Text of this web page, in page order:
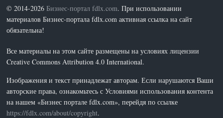
© 2014-2026Бизнес-портал fdlx.com. При использовании
материалов Бизнес-портала fdlx.com активная ссылка на сайт
обязательна!
Все материалы на этом сайте размещены на условиях лицензии
Creative Commons Attribution 4.0 International.
Изображения и текст принадлежат авторам. Если нарушаются Ваши
авторские права, ознакомьтесь с Условиями использования контента
на нашем «Бизнес портале fdlx.com», перейдя по ссылке
https://fdlx.com/about/copyright.